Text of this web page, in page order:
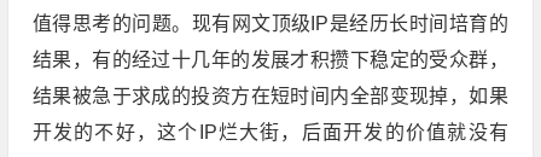
值得思考的问题。现有网文顶级IP是经历长时间培育的
结果，有的经过十几年的发展才积攒下稳定的受众群，
结果被急于求成的投资方在短时间内全部变现掉，如果
开发的不好，这个IP烂大街，后面开发的价值就没有